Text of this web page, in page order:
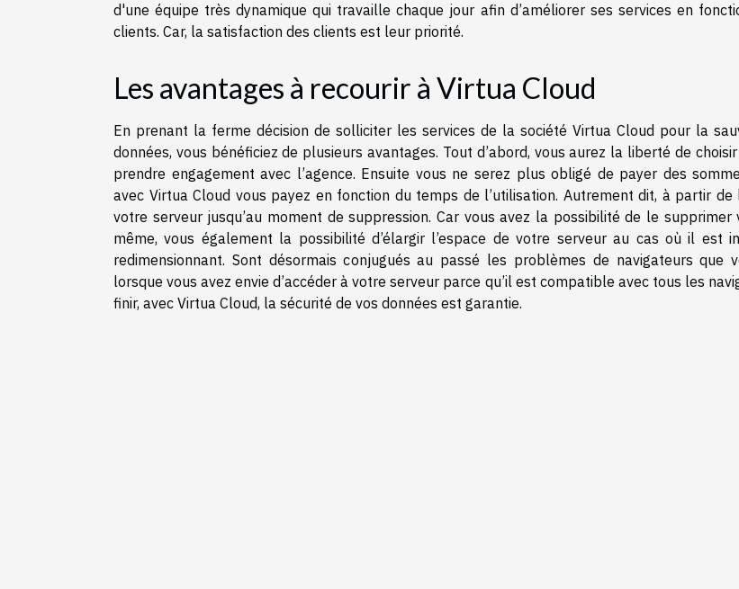
d'une équipe très dynamique qui travaille chaque jour afin d’améliorer ses services en
clients. Car, la satisfaction des clients est leur priorité.
Les avantages à recourir à Virtua Cloud
En prenant la ferme décision de solliciter les services de la société Virtua Cloud pour la
données, vous bénéficiez de plusieurs avantages. Tout d’abord, vous aurez la liberté de
prendre engagement avec l’agence. Ensuite vous ne serez plus obligé de payer des
avec Virtua Cloud vous payez en fonction du temps de l’utilisation. Autrement dit, à partir de
votre serveur jusqu’au moment de suppression. Car vous avez la possibilité de le supprimer
même, vous également la possibilité d’élargir l’espace de votre serveur au cas où il est
redimensionnant. Sont désormais conjugués au passé les problèmes de navigateurs que
lorsque vous avez envie d’accéder à votre serveur parce qu’il est compatible avec tous les
finir, avec Virtua Cloud, la sécurité de vos données est garantie.